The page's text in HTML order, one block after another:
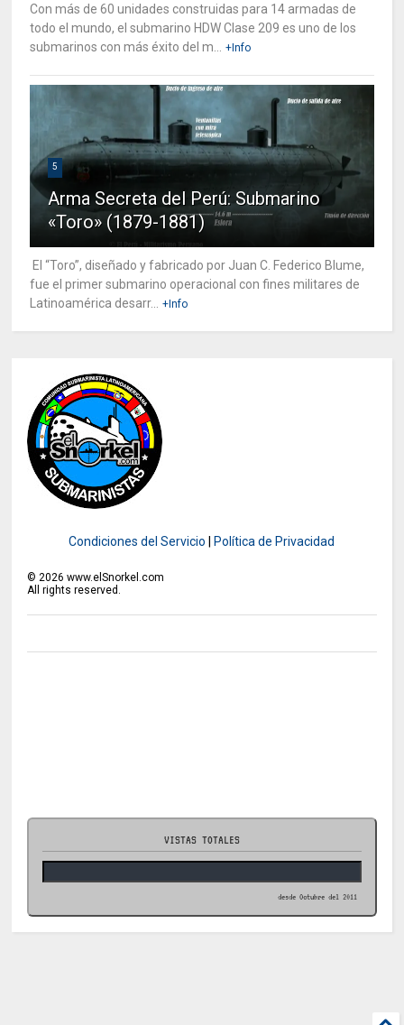
Con más de 60 unidades construidas para 14 armadas de
todo el mundo, el submarino HDW Clase 209 es uno de los
submarinos con más éxito del m...
+Info
5
Arma Secreta del Perú: Submarino
«Toro» (1879-1881)
El “Toro”, diseñado y fabricado por Juan C. Federico Blume,
fue el primer submarino operacional con fines militares de
Latinoamérica desarr...
+Info
Condiciones del Servicio Política de Privacidad
© 2026 www.elSnorkel.com
All rights reserved.
VISTAS TOTALES
desde Octubre del 2011